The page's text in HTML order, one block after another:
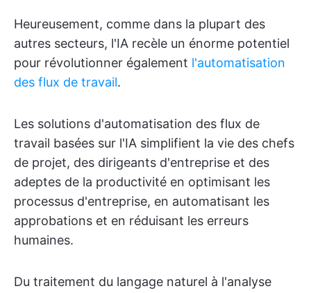
Heureusement, comme dans la plupart des
autres secteurs, l'IA recèle un énorme potentiel
pour révolutionner également l'automatisation
des flux de travail.
Les solutions d'automatisation des flux de
travail basées sur l'IA simplifient la vie des chefs
de projet, des dirigeants d'entreprise et des
adeptes de la productivité en optimisant les
processus d'entreprise, en automatisant les
approbations et en réduisant les erreurs
humaines.
Du traitement du langage naturel à l'analyse